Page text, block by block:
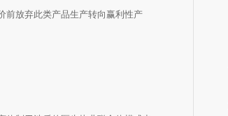
前放弃此类产品生产转向赢利性产